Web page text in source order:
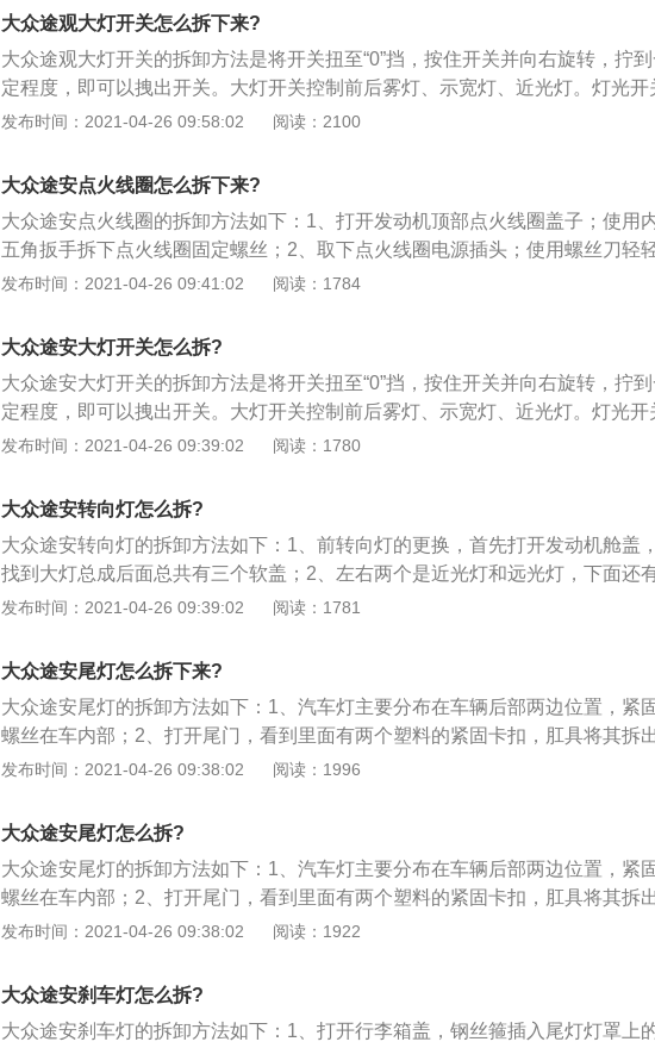
免地会降低灯泡的使用寿命，大灯方向的校准也应包括在维护项目列表中，因
为了确保驾驶员的最大安全性，大灯必须能够为行驶中的车辆提供良好的前照
灯，汽车大灯组件是指汽车头的两端，用于在夜间或汽车在光线昏暗的道路上
驶时进行照明。整个行驶照明系统通常称为前灯组件，头灯组件还包括一个宽
指示器灯，用于在晚上和晚上行驶，告诉其他司机他们的位置，晚上扮演安全
和远光灯丝的灯泡，因此您只需控制灯光即可在近光灯和远光灯之间切换。
大众途观大灯开关怎么拆下来?
大众途观大灯开关的拆卸方法是将开关扭至“0”挡，按住开关并向右旋转，拧
定程度，即可以拽出开关。大灯开关控制前后雾灯、示宽灯、近光灯。灯光开
附近还有大灯高低调节旋钮。大灯的更换（拆卸安装）步骤如下：1、将灯泡的
或损坏灯泡插头；2、拔开电源接口后，将灯泡背后的防水盖拿掉，车灯防水盖
的材质多为软胶，也有车型配备的是软塑料材质的防水盖并没有什么区别，只
稍稍用力，就能见防水盖掰下；3、将灯泡从反射罩中取出，取出灯泡时，需
用手指捏住两边的钢丝卡簧，待灯泡松开后，再往外抽出灯泡；4、将新灯泡
入反射罩，对准灯泡的固定卡位，灯泡底座上有若干固定卡位。安装时按取出
簧固定灯泡；5、盖上防水盖时，要确保防水盖边缘和固定位完全贴合。最后，
将大灯电源插口接上，更换车灯的操作便完成了。
发布时间：2021-04-26 09:58:02 阅读：2100
大众途安点火线圈怎么拆下来?
大众途安点火线圈的拆卸方法如下：1、打开发动机顶部点火线圈盖子；使用
五角扳手拆下点火线圈固定螺丝；2、取下点火线圈电源插头；使用螺丝刀轻
翘起来，取出点火线圈；3、放入新的点火线圈并紧固螺丝；接上电源插头后见
发布时间：2021-04-26 09:41:02 阅读：1784
大众途安大灯开关怎么拆?
大众途安大灯开关的拆卸方法是将开关扭至“0”挡，按住开关并向右旋转，拧
定程度，即可以拽出开关。大灯开关控制前后雾灯、示宽灯、近光灯。灯光开
附近还有大灯高低调节旋钮。大灯的更换（拆卸安装）步骤如下：1、将灯泡的
或损坏灯泡插头；2、拔开电源接口后，将灯泡背后的防水盖拿掉，车灯防水盖
的材质多为软胶，也有车型配备的是软塑料材质的防水盖并没有什么区别，只
稍稍用力，就能见防水盖掰下；3、将灯泡从反射罩中取出，取出灯泡时，需要
用手指捏住两边的钢丝卡簧，待灯泡松开后，再往外抽出灯泡；4、将新灯泡放
入反射罩，对准灯泡的固定卡位，灯泡底座上有若干固定卡位。安装时按取出
簧固定灯泡；5、盖上防水盖时，要确保防水盖边缘和固定位完全贴合。最后，
将大灯电源插口接上，更换车灯的操作便完成了。
发布时间：2021-04-26 09:39:02 阅读：1780
大众途安转向灯怎么拆?
大众途安转向灯的拆卸方法如下：1、前转向灯的更换，首先打开发动机舱盖，
找到大灯总成后面总共有三个软盖；2、左右两个是近光灯和远光灯，下面还
一个盖，将盖子拆下，放在适当的位置，不要掉进发动机舱内；3、有个带手柄
发布时间：2021-04-26 09:39:02 阅读：1781
大众途安尾灯怎么拆下来?
大众途安尾灯的拆卸方法如下：1、汽车灯主要分布在车辆后部两边位置，紧固
螺丝在车内部；2、打开尾门，看到里面有两个塑料的紧固卡扣，肛具将其拆
来；3、轩内饰板可以看到里面的紧固螺丝，直接拆除；4、取出尾灯的时候要
发布时间：2021-04-26 09:38:02 阅读：1996
大众途安尾灯怎么拆?
大众途安尾灯的拆卸方法如下：1、汽车灯主要分布在车辆后部两边位置，紧固
螺丝在车内部；2、打开尾门，看到里面有两个塑料的紧固卡扣，肛具将其拆
来；3、轩内饰板可以看到里面的紧固螺丝，直接拆除；4、取出尾灯的时候要
发布时间：2021-04-26 09:38:02 阅读：1922
大众途安刹车灯怎么拆?
大众途安刹车灯的拆卸方法如下：1、打开行李箱盖，钢丝箍插入尾灯灯罩上